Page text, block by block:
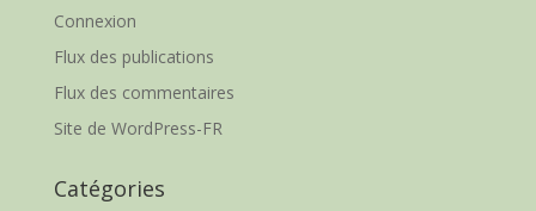
Connexion
Flux des publications
Flux des commentaires
Site de WordPress-FR
Catégories